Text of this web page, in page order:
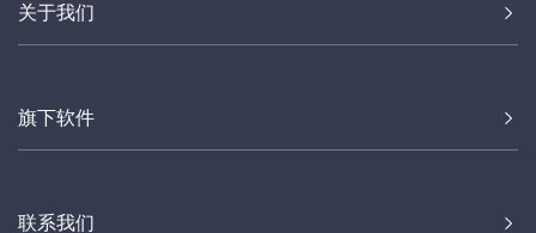
关于我们
旗下软件
联系我们